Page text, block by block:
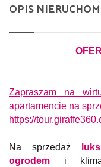
OPIS
OFERTA
Zapraszam na
apartamencie na
https://
Na sprzedaż
ogrodem i